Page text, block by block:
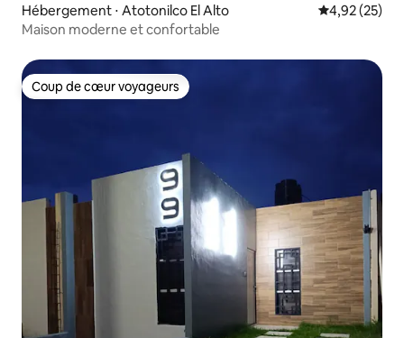
Hébergement ⋅ Atotonilco El Alto Évaluation
4,92 (25)
Maison moderne et confortable
Coup de cœur voyageurs
Coup de cœur voyageurs